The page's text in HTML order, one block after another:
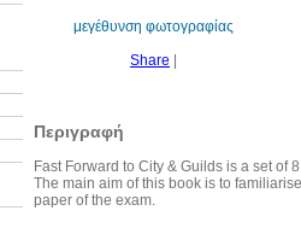
μεγέθυνση φωτογραφίας
Share
Περιγραφή
Fast Forward to City & Guilds is a set of
The main aim of this book is to
paper of the exam.